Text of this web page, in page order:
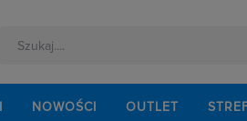
NOWOŚCI OUTLET